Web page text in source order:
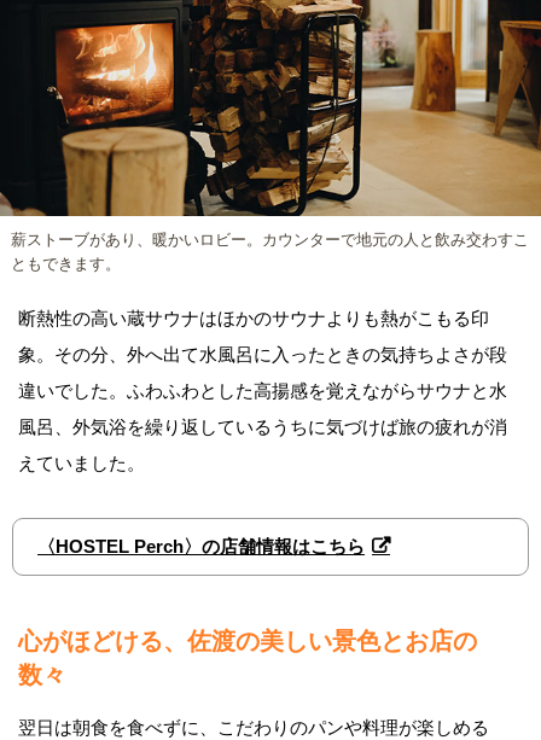
薪ストーブがあり、暖かいロビー。カウンターで地元の人と飲み交わすこ
ともできます。
断熱性の高い蔵サウナはほかのサウナよりも熱がこもる印
象。その分、外へ出て水風呂に入ったときの気持ちよさが段
違いでした。ふわふわとした高揚感を覚えながらサウナと水
風呂、外気浴を繰り返しているうちに気づけば旅の疲れが消
えていました。
〈HOSTEL Perch〉の店舗情報はこちら
心がほどける、佐渡の美しい景色とお店の
数々
翌日は朝食を食べずに、こだわりのパンや料理が楽しめる